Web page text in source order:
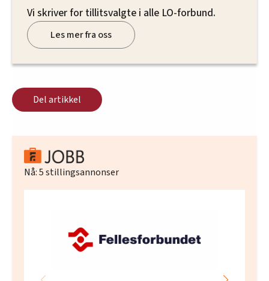
Vi skriver for tillitsvalgte i alle LO-forbund.
Les mer fra oss
Del artikkel
Nå:5stillingsannonser